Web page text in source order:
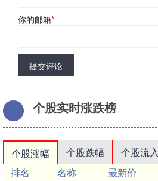
你的邮箱*
提交评论
个股实时涨跌榜
个股涨幅 个股跌幅 个股流入
排名
名称 最新价